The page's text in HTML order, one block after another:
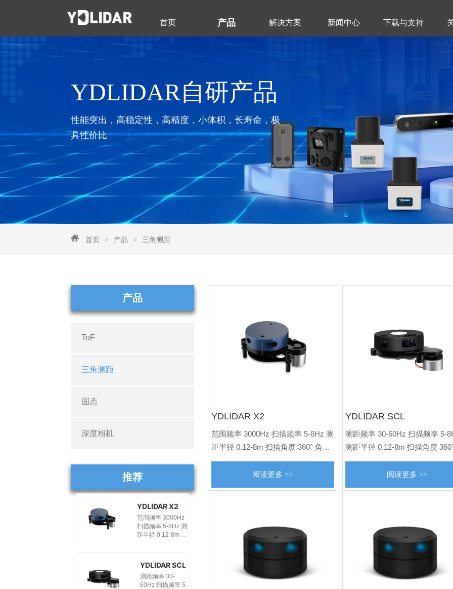
首页 产品 解决方案 新闻中心 下载与支持
YDLIDAR自研产品
性能突出，高稳定性，高精度，小体积，长寿命，极
具性价比
首页 > 产品 > 三角测距
产品
ToF
三角测距
固态
深度相机
推荐
YDLIDAR X2
范围频率 3000Hz
扫描频率 5-8Hz 测
距半径 0.12-8m 扫
外观尺寸
Φ60.5*50.3*96mm
YDLIDAR SCL
测距频率 30-
60Hz 扫描频率 5-
YDLIDAR X2
范围频率 3000Hz 扫描频率 5-8Hz 测
距半径 0.12-8m 扫描角度 360° 角度
分辨率 0.6-0.96° 外观尺寸
Φ60.5*50.3*96mm阅读更多 >>
YDLIDAR SCL
测距频率 30-60Hz 扫描频率 5-
测距半径 0.12-8m 扫描角度
度分辨率 0.7-0.74° 外观尺寸
95.9*71*40.8mm阅读更多 >>